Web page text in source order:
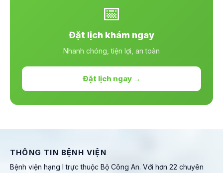
📅
Đặt lịch khám ngay
Nhanh chóng, tiện lợi, an toàn
Đặt lịch ngay →
THÔNG TIN BỆNH VIỆN
Bệnh viện hạng I trực thuộc Bộ Công An. Với hơn 22 chuyên